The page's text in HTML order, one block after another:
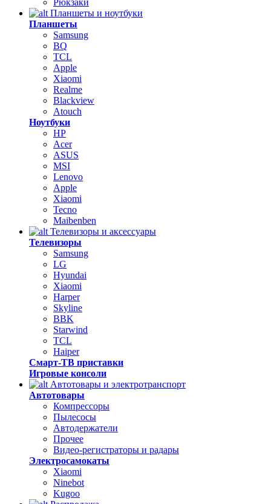
Рюкзаки
Планшеты и ноутбуки
Планшеты
Samsung
BQ
TCL
Apple
Xiaomi
Realme
Blackview
Atouch
Ноутбуки
HP
Acer
ASUS
MSI
Lenovo
Apple
Xiaomi
Tecno
Maibenben
Телевизоры и аксессуары
Телевизоры
Samsung
LG
Hyundai
Xiaomi
Harper
Skyline
BBK
Starwind
TCL
Haiper
Смарт-ТВ приставки
Игровые консоли
Автотовары и электротранспорт
Автотовары
Компрессоры
Пылесосы
Автодержатели
Прочее
Видео-регистраторы и радары
Электросамокаты
Xiaomi
Ninebot
Kugoo